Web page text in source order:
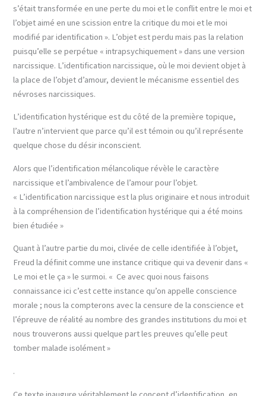
s’était transformée en une perte du moi et le conflit entre le moi et
l’objet aimé en une scission entre la critique du moi et le moi
modifié par identification ». L’objet est perdu mais pas la relation
puisqu’elle se perpétue « intrapsychiquement » dans une version
narcissique. L’identification narcissique, où le moi devient objet à
la place de l’objet d’amour, devient le mécanisme essentiel des
névroses narcissiques.
L’identification hystérique est du côté de la première topique,
l’autre n’intervient que parce qu’il est témoin ou qu’il représente
quelque chose du désir inconscient.
Alors que l’identification mélancolique révèle le caractère
narcissique et l’ambivalence de l’amour pour l’objet.
« L’identification narcissique est la plus originaire et nous introduit
à la compréhension de l’identification hystérique qui a été moins
bien étudiée »
Quant à l’autre partie du moi, clivée de celle identifiée à l’objet,
Freud la définit comme une instance critique qui va devenir dans «
Le moi et le ça » le surmoi. « Ce avec quoi nous faisons
connaissance ici c’est cette instance qu’on appelle conscience
morale ; nous la compterons avec la censure de la conscience et
l’épreuve de réalité au nombre des grandes institutions du moi et
nous trouverons aussi quelque part les preuves qu’elle peut
tomber malade isolément »
.